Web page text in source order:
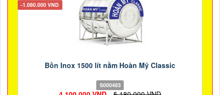
-1.080.000 VND
Bồn Inox 1500 lít nằm Hoàn Mỹ Classic
S000483